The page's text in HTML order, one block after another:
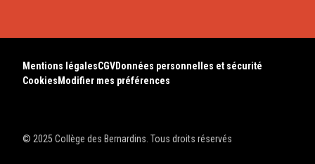
© 2025 Collège des Bernardins. Tous droits réservés
Mentions légalesCGVDonnées personnelles et sécurité
Cookies Modifier mes préférences